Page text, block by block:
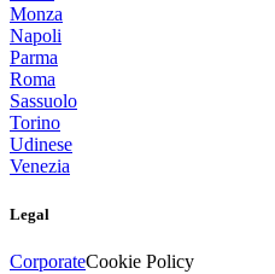
Monza
Napoli
Parma
Roma
Sassuolo
Torino
Udinese
Venezia
Legal
CorporateCookie Policy